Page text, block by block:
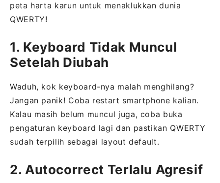
peta harta karun untuk menaklukkan dunia
QWERTY!
1. Keyboard Tidak Muncul
Setelah Diubah
Waduh, kok keyboard-nya malah menghilang?
Jangan panik! Coba restart smartphone kalian.
Kalau masih belum muncul juga, coba buka
pengaturan keyboard lagi dan pastikan QWERTY
sudah terpilih sebagai layout default.
2. Autocorrect Terlalu Agresif